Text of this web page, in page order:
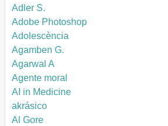
Adler S.
Adobe Photoshop
Adolescència
Agamben G.
Agarwal A
Agente moral
AI in Medicine
akrásico
Al Gore